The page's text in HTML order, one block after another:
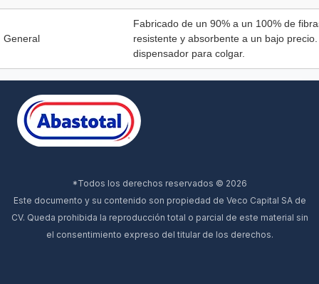
General
Fabricado de un 90% a un 100% de
resistente y absorbente a un bajo
dispensador para colgar.
*Todos los derechos reservados © 2026
Este documento y su contenido son propiedad de Veco Capital SA de
CV. Queda prohibida la reproducción total o parcial de este material sin
el consentimiento expreso del titular de los derechos.